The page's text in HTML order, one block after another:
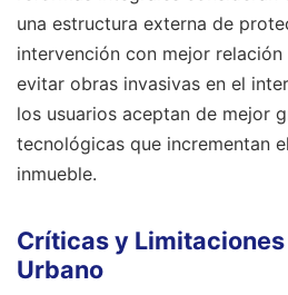
una estructura externa de
intervención con mejor
evitar obras invasivas en el
los usuarios aceptan de mejor
tecnológicas que incrementan
inmueble.
Críticas y Limitaciones
Urbano